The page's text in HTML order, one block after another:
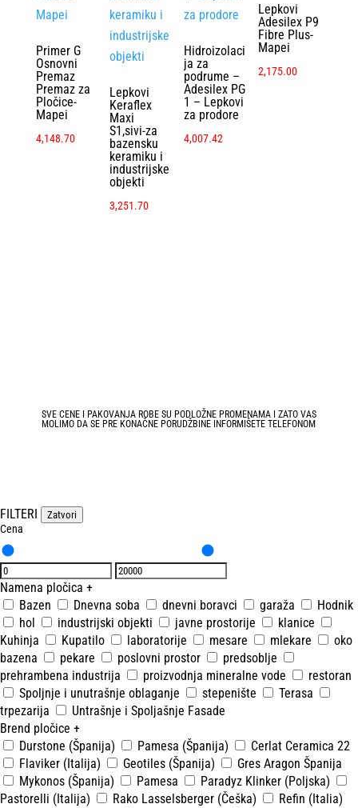
Primer G
Osnovni
Premaz
Premaz za
Pločice-
Mapei
4,148.70
Lepkovi
Keraflex
Maxi
S1,sivi-za
bazensku
keramiku i
industrijske
objekti
3,251.70
Hidroizolaci
ja za
podrume –
Adesilex PG
1 – Lepkovi
za prodore
4,007.42
Lepkovi
Adesilex P9
Fibre Plus-
Mapei
2,175.00
SVE CENE I PAKOVANJA ROBE SU PODLOŽNE PROMENAMA I ZATO VAS
MOLIMO DA SE PRE KONAČNE PORUDŽBINE INFORMIŠETE TELEFONOM
FILTERI Zatvori
Cena
Namena pločica +
Bazen
Dnevna soba dnevni boravci garaža
Hodnik
hol
industrijski objekti javne prostorije
klanice
Kuhinja
Kupatilo laboratorije mesare mlekare
oko
bazena
pekare poslovni prostor
predsoblje
prehrambena industrija
proizvodnja mineralne vode
restoran
Spoljnje i unutrašnje oblaganje
stepenište
Terasa
trpezarija
Untrašnje i Spoljašnje Fasade
Brend pločice +
Durstone (Španija)
Pamesa (Španija)
Cerlat Ceramica 22
Flaviker (Italija)
Geotiles (Španija)
Gres Aragon Španija
Mykonos (Španija)
Pamesa
Paradyz Klinker (Poljska)
Pastorelli (Italija)
Rako Lasselsberger (Češka)
Refin (Italia)